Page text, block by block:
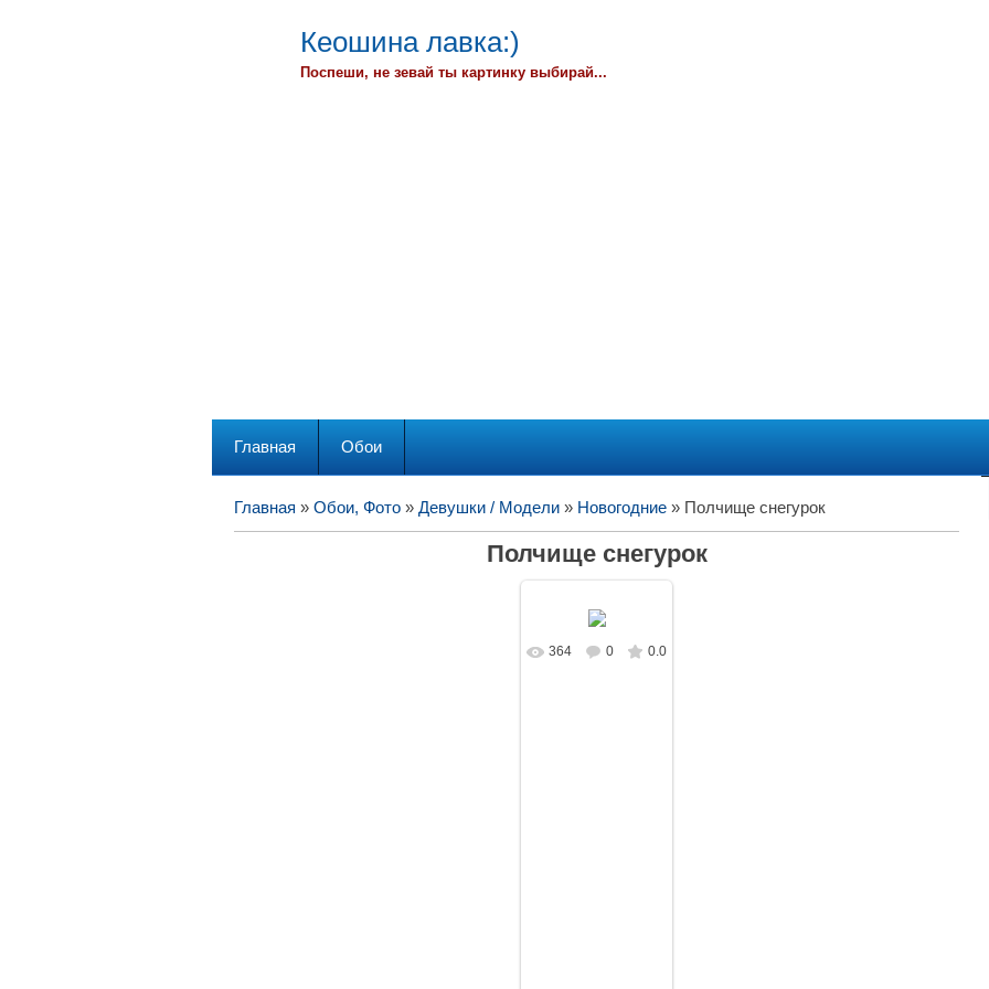
Кеошина лавка:)
Поспеши, не зевай ты картинку выбирай...
Главная Обои
Главная » Обои, Фото » Девушки / Модели » Новогодние » Полчище снегурок
Полчище снегурок
В реальном
364 0 0.0